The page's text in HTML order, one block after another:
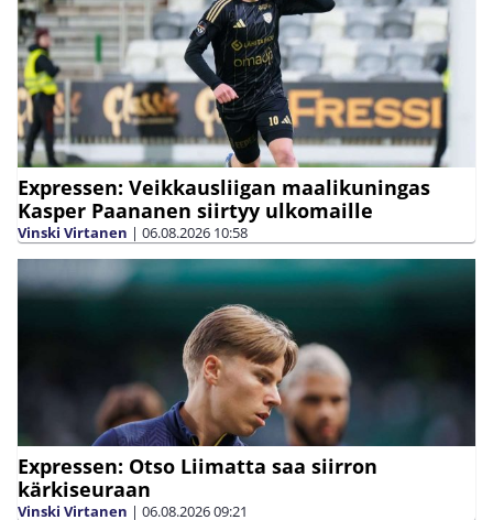
Expressen: Veikkausliigan maalikuningas
Kasper Paananen siirtyy ulkomaille
Vinski Virtanen | 06.08.2026 10:58
Expressen: Otso Liimatta saa siirron
kärkiseuraan
Vinski Virtanen | 06.08.202609:21